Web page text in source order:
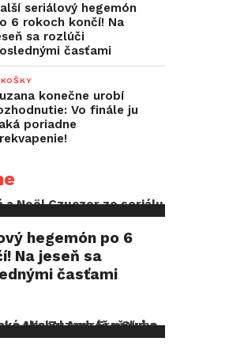
seriálový hegemón
6 rokoch končí! Na
sa rozlúči
časťami
konečne urobí
Vo finále ju
poriadne
hegemón po 6
Na jeseň sa
časťami